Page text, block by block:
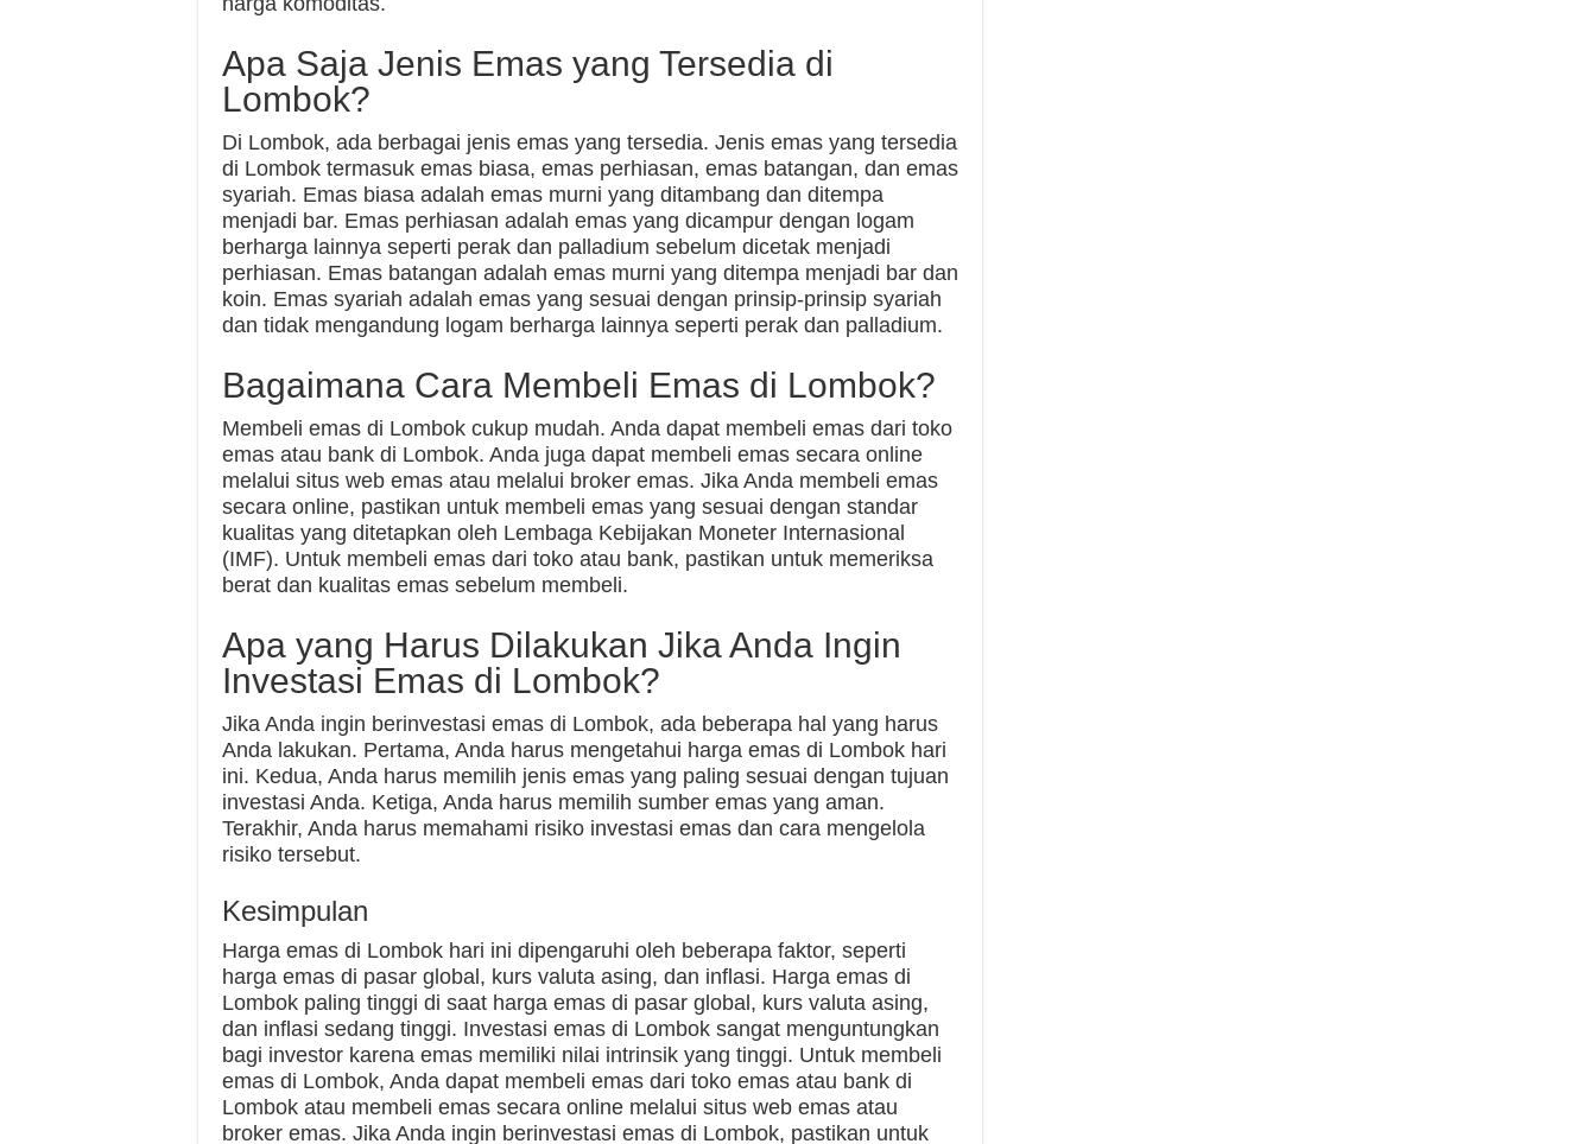
Apa Saja Jenis Emas yang Tersedia di
Lombok?
Di Lombok, ada berbagai jenis emas yang tersedia. Jenis emas yang tersedia
di Lombok termasuk emas biasa, emas perhiasan, emas batangan, dan emas
syariah. Emas biasa adalah emas murni yang ditambang dan ditempa
menjadi bar. Emas perhiasan adalah emas yang dicampur dengan logam
berharga lainnya seperti perak dan palladium sebelum dicetak menjadi
perhiasan. Emas batangan adalah emas murni yang ditempa menjadi bar dan
koin. Emas syariah adalah emas yang sesuai dengan prinsip-prinsip syariah
dan tidak mengandung logam berharga lainnya seperti perak dan palladium.
Bagaimana Cara Membeli Emas di Lombok?
Membeli emas di Lombok cukup mudah. Anda dapat membeli emas dari toko
emas atau bank di Lombok. Anda juga dapat membeli emas secara online
melalui situs web emas atau melalui broker emas. Jika Anda membeli emas
secara online, pastikan untuk membeli emas yang sesuai dengan standar
kualitas yang ditetapkan oleh Lembaga Kebijakan Moneter Internasional
(IMF). Untuk membeli emas dari toko atau bank, pastikan untuk memeriksa
berat dan kualitas emas sebelum membeli.
Apa yang Harus Dilakukan Jika Anda Ingin
Investasi Emas di Lombok?
Jika Anda ingin berinvestasi emas di Lombok, ada beberapa hal yang harus
Anda lakukan. Pertama, Anda harus mengetahui harga emas di Lombok hari
ini. Kedua, Anda harus memilih jenis emas yang paling sesuai dengan tujuan
investasi Anda. Ketiga, Anda harus memilih sumber emas yang aman.
Terakhir, Anda harus memahami risiko investasi emas dan cara mengelola
risiko tersebut.
Kesimpulan
Harga emas di Lombok hari ini dipengaruhi oleh beberapa faktor, seperti
harga emas di pasar global, kurs valuta asing, dan inflasi. Harga emas di
Lombok paling tinggi di saat harga emas di pasar global, kurs valuta asing,
dan inflasi sedang tinggi. Investasi emas di Lombok sangat menguntungkan
bagi investor karena emas memiliki nilai intrinsik yang tinggi. Untuk membeli
emas di Lombok, Anda dapat membeli emas dari toko emas atau bank di
Lombok atau membeli emas secara online melalui situs web emas atau
broker emas. Jika Anda ingin berinvestasi emas di Lombok, pastikan untuk